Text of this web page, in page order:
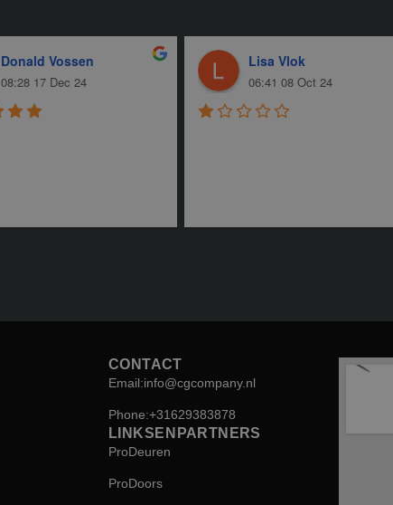
Donald Vossen
08:28 17 Dec 24
Lisa Vlok
06:41 08 Oct 24
CONTACT
Email: info@cgcompany.nl
Phone: +31 629 38 38 78
LINKS EN PARTNERS
ProDeuren
ProDoors